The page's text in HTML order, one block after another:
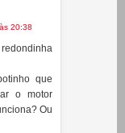
acho o
20:38
que